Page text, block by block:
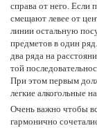
справа от него. Если
смещают левее от
линии остальную
предметов в один
два ряда на
той
При этом первым
легкие алкогольные
Очень важно чтобы
гармонично